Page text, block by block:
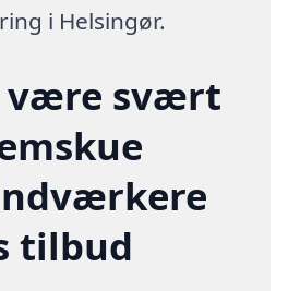
i Helsingør.
være svært
tilbud